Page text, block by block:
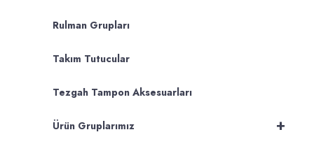
Rulman Grupları
Takım Tutucular
Tezgah Tampon Aksesuarları
+
Ürün Gruplarımız